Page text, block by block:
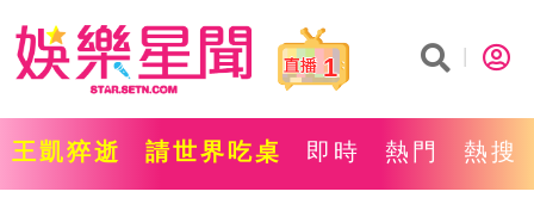
1
王凱猝逝 請世界吃桌 即時 熱門 熱搜